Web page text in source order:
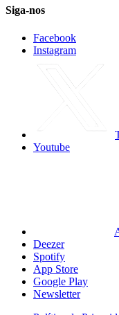
Siga-nos
Facebook
Instagram
Youtube
Deezer
Spotify
App Store
Google Play
Newsletter